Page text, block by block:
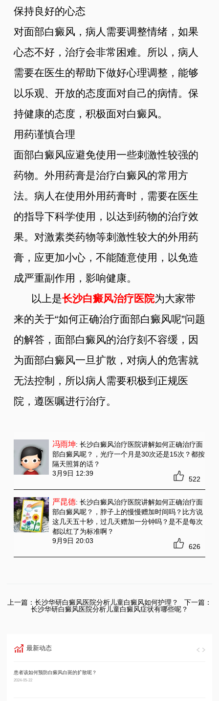
保持良好的心态
对面部白癜风，病人需要调整情绪，如果
心态不好，治疗会非常困难。所以，病人
需要在医生的帮助下做好心理调整，能够
以乐观、开放的态度面对自己的病情。保
持健康的态度，积极面对白癜风。
用药谨慎合理
面部白癜风应避免使用一些刺激性较强的
药物。外用药膏是治疗白癜风的常用方
法。病人在使用外用药膏时，需要在医生
的指导下科学使用，以达到药物的治疗效
果。对激素类药物等刺激性较大的外用药
膏，应更加小心，不能随意使用，以免造
成严重副作用，影响健康。
以上是长沙白癜风治疗医院为大家带
来的关于“如何正确治疗面部白癜风呢”问题
的解答，面部白癜风的治疗刻不容缓，因
为面部白癜风一旦扩散，对病人的危害就
无法控制，所以病人需要积极到正规医
院，遵医嘱进行治疗。
冯雨坤: 长沙白癜风治疗医院讲解如何正确治疗面
部白癜风呢？ ，光疗一个月是30次还是15次？都按
隔天照算的话？
3月9日 12:39
522
严昆德: 长沙白癜风治疗医院讲解如何正确治疗面
部白癜风呢？ ，脖子上的慢慢赠加时间吗？比方说
这几天五十秒，过几天赠加一分钟吗？是不是每次
都以红了为标准啊？
9月9日 20:03
626
上一篇： 长沙华研白癜风医院分析儿童白癜风如何护理？
下一篇：
长沙华研白癜风医院分析儿童白癜风症状有哪些呢？
最新动态
患者该如何预防白癜风白斑的扩散呢？
2024-05-22